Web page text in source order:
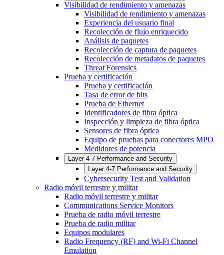
Visibilidad de rendimiento y amenazas
Visibilidad de rendimiento y amenazas
Experiencia del usuario final
Recolección de flujo enriquecido
Análisis de paquetes
Recolección de captura de paquetes
Recolección de metadatos de paquetes
Threat Forensics
Prueba y certificación
Prueba y certificación
Tasa de error de bits
Prueba de Ethernet
Identificadores de fibra óptica
Inspección y limpieza de fibra óptica
Sensores de fibra óptica
Equipo de pruebas para conectores MPO
Medidores de potencia
Layer 4-7 Performance and Security
Layer 4-7 Performance and Security
Cybersecurity Test and Validation
Radio móvil terrestre y militar
Radio móvil terrestre y militar
Communications Service Monitors
Prueba de radio móvil terrestre
Prueba de radio militar
Equipos modulares
Radio Frequency (RF) and Wi-Fi Channel
Emulation